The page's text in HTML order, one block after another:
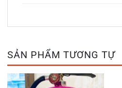
SẢN PHẨM TƯƠNG TỰ